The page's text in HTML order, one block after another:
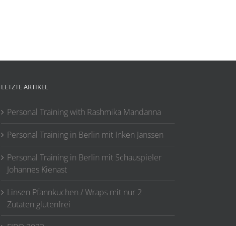
LETZTE ARTIKEL
Personal Training with Rashmika Mandanna
Personal Training in Berlin mit Inken Janssen
Personal Training in Berlin mit Schauspieler
Johannes Kienast
Linsen Pfannkuchen / Wraps mit nur 2
Zutaten glutenfrei